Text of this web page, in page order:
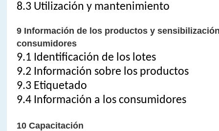
8.3 Utilización y mantenimiento
9 Información de los productos y
consumidores
9.1 Identificación de los lotes
9.2 Información sobre los productos
9.3 Etiquetado
9.4 Información a los consumidores
10 Capacitación